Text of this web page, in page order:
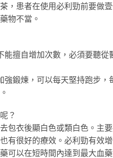
，患者在使用必利勁前要做
物不當。
能擅自增加次數，必須要聽
強鍛煉，可以每天堅持跑步
？
包衣後顯白色或類白色。主
有很好的療效。必利勁有效
可以在短時間內達到最大血